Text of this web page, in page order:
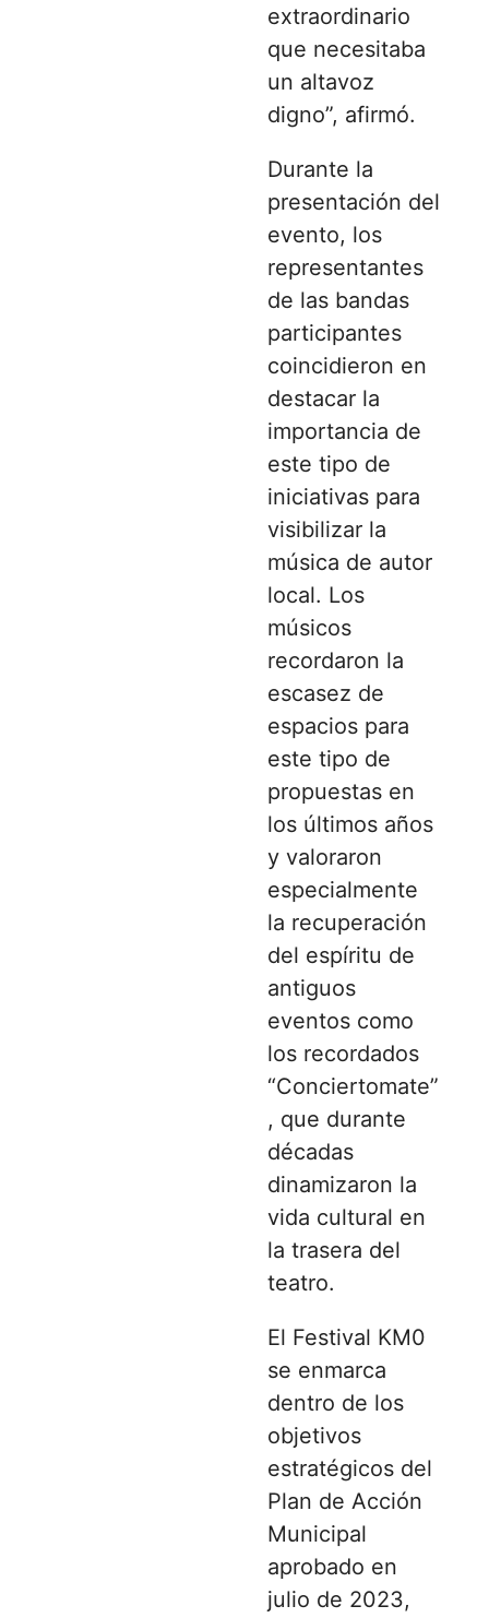
extraordinario
que necesitaba
un altavoz
digno”, afirmó.
Durante la
presentación del
evento, los
representantes
de las bandas
participantes
coincidieron en
destacar la
importancia de
este tipo de
iniciativas para
visibilizar la
música de autor
local. Los
músicos
recordaron la
escasez de
espacios para
este tipo de
propuestas en
los últimos años
y valoraron
especialmente
la recuperación
del espíritu de
antiguos
eventos como
los recordados
“Conciertomate”
, que durante
décadas
dinamizaron la
vida cultural en
la trasera del
teatro.
El Festival KM0
se enmarca
dentro de los
objetivos
estratégicos del
Plan de Acción
Municipal
aprobado en
julio de 2023,